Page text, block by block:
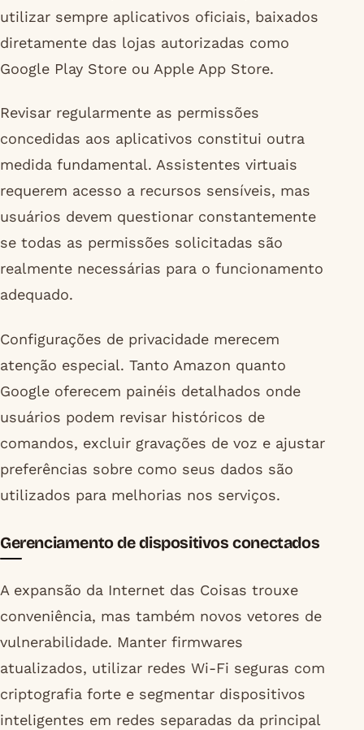
utilizar sempre aplicativos oficiais, baixados
diretamente das lojas autorizadas como
Google Play Store ou Apple App Store.
Revisar regularmente as permissões
concedidas aos aplicativos constitui outra
medida fundamental. Assistentes virtuais
requerem acesso a recursos sensíveis, mas
usuários devem questionar constantemente
se todas as permissões solicitadas são
realmente necessárias para o funcionamento
adequado.
Configurações de privacidade merecem
atenção especial. Tanto Amazon quanto
Google oferecem painéis detalhados onde
usuários podem revisar históricos de
comandos, excluir gravações de voz e ajustar
preferências sobre como seus dados são
utilizados para melhorias nos serviços.
Gerenciamento de dispositivos conectados
A expansão da Internet das Coisas trouxe
conveniência, mas também novos vetores de
vulnerabilidade. Manter firmwares
atualizados, utilizar redes Wi-Fi seguras com
criptografia forte e segmentar dispositivos
inteligentes em redes separadas da principal